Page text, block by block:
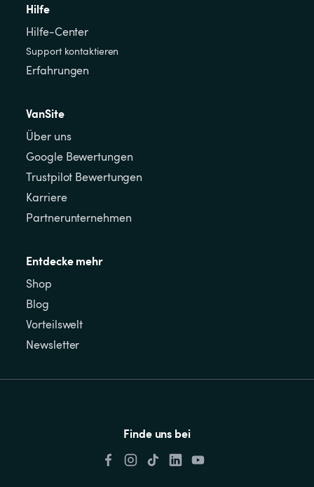
Hilfe
Hilfe-Center
Support kontaktieren
Erfahrungen
VanSite
Über uns
Google Bewertungen
Trustpilot Bewertungen
Karriere
Partnerunternehmen
Entdecke mehr
Shop
Blog
Vorteilswelt
Newsletter
Finde uns bei